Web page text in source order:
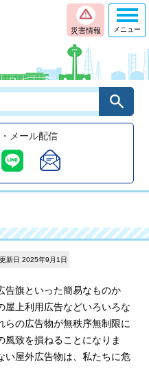
災害情報
メール配信
メニュー
更新日 2025年9月1日
告旗といった簡易なものか
屋上利用広告などいろいろな
らの広告物が無秩序無制限に
風致を損ねることになりま
い屋外広告物は、私たちに危